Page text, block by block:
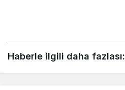
Haberle ilgili daha fazlası: